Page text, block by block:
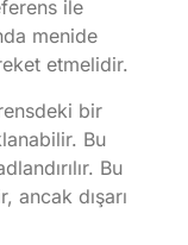
ile
menide
etmelidir.
bir
Bu
Bu
ancak dışarı